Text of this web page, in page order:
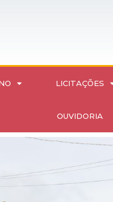
LICITAÇÕES
OUVIDORIA
cidade